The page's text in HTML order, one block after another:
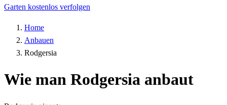
Garten kostenlos verfolgen
Home
Anbauen
Rodgersia
Wie man Rodgersia anbaut